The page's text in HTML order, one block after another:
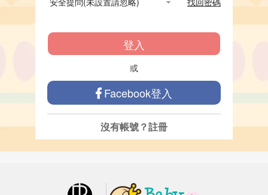
登入
或
Facebook登入
沒有帳號？註冊